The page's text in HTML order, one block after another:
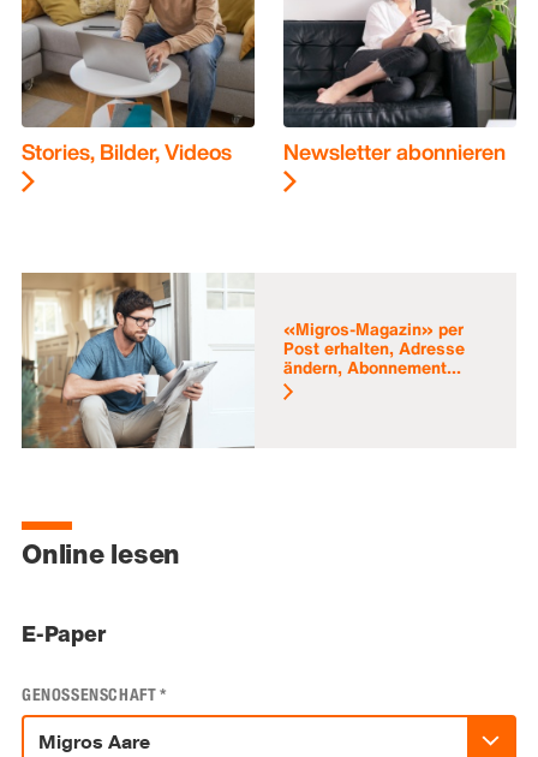
Stories, Bilder, Videos Newsletter abonnieren
«Migros-Magazin» per
Post erhalten, Adresse
ändern, Abonnement...
Online lesen
E-Paper
GENOSSENSCHAFT*